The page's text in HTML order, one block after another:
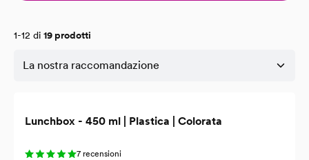
1-12 di 19 prodotti
Lunchbox - 450 ml | Plastica | Colorata
7 recensioni